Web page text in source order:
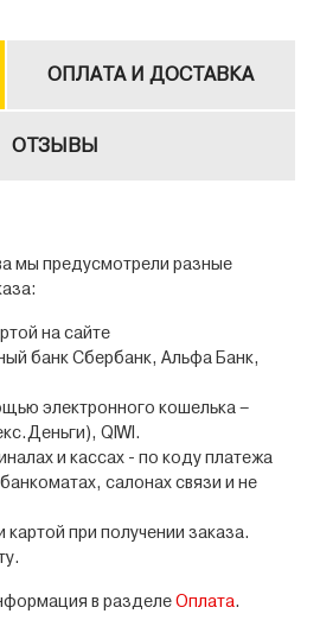
ОПЛАТА И ДОСТАВКА
ОТЗЫВЫ
мы предусмотрели разные
на сайте
банк Сбербанк, Альфа Банк,
электронного кошелька –
QIWI.
и кассах - по коду платежа
салонах связи и не
картой при получении заказа.
в разделе Оплата.